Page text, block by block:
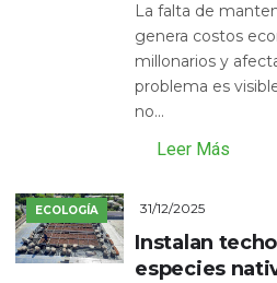
La falta de
genera costos
millonarios y
problema es
no...
Leer Más
ECOLOGÍA 31/12/2025
Instalan
especies